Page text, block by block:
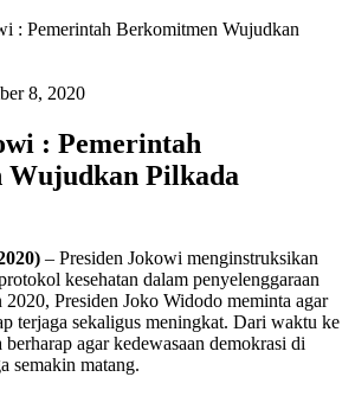
: Pemerintah Berkomitmen Wujudkan
8, 2020
: Pemerintah
Wujudkan Pilkada
– Presiden Jokowi menginstruksikan
kesehatan dalam penyelenggaraan
2020, Presiden Joko Widodo meminta agar
terjaga sekaligus meningkat. Dari waktu ke
agar kedewasaan demokrasi di
semakin matang.